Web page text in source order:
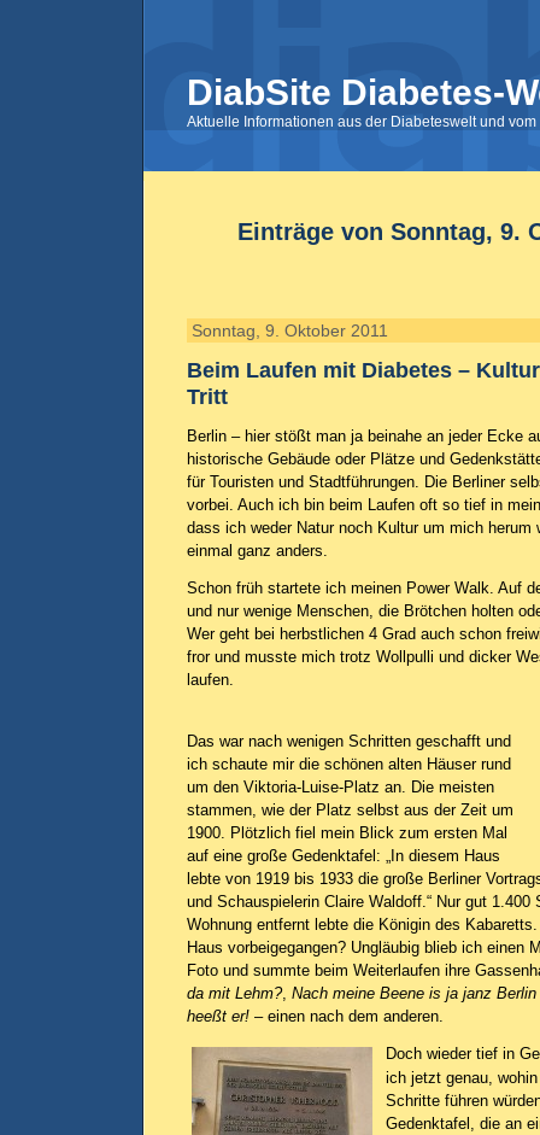
DiabSite Diabetes-
Aktuelle Informationen aus der Diabeteswelt und
Einträge von Sonntag, 9.
Sonntag, 9. Oktober 2011
Beim Laufen mit Diabetes –
Tritt
Berlin – hier stößt man ja beinahe an jeder Ecke
historische Gebäude oder Plätze und
für Touristen und Stadtführungen. Die Berliner
vorbei. Auch ich bin beim Laufen oft so tief in
dass ich weder Natur noch Kultur um mich herum
einmal ganz anders.
Schon früh startete ich meinen Power Walk. Auf
und nur wenige Menschen, die Brötchen holten
Wer geht bei herbstlichen 4 Grad auch schon
fror und musste mich trotz Wollpulli und dicker
laufen.
Das war nach wenigen Schritten geschafft und
ich schaute mir die schönen alten Häuser rund
um den Viktoria-Luise-Platz an. Die meisten
stammen, wie der Platz selbst aus der Zeit um
1900. Plötzlich fiel mein Blick zum ersten Mal
auf eine große Gedenktafel: „In diesem Haus
lebte von 1919 bis 1933 die große Berliner
und Schauspielerin Claire Waldoff.“ Nur gut 1.400
Wohnung entfernt lebte die Königin des
Haus vorbeigegangen? Ungläubig blieb ich einen
Foto und summte beim Weiterlaufen ihre
da mit Lehm?, Nach meine Beene is ja janz
heeßt er! – einen nach dem anderen.
Doch wieder tief in
ich jetzt genau,
Schritte führen
Gedenktafel, die an